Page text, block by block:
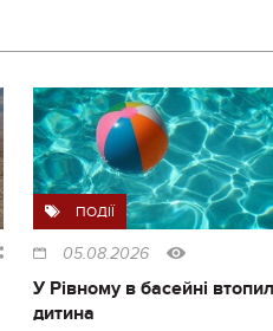
ПОДІЇ
05.08.2026
У Рівному в басейні
дитина